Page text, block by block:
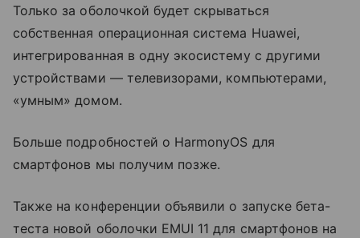
Только за оболочкой будет скрываться
собственная операционная система Huawei,
интегрированная в одну экосистему с другими
устройствами — телевизорами, компьютерами,
«умным» домом.
Больше подробностей о HarmonyOS для
смартфонов мы получим позже.
Также на конференции объявили о запуске бета-
теста новой оболочки EMUI 11 для смартфонов на